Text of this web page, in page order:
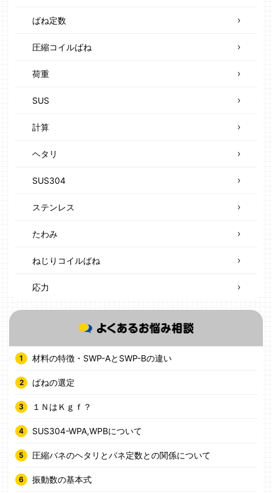
ばね定数
圧縮コイルばね
荷重
SUS
計算
ヘタリ
SUS304
ステンレス
たわみ
ねじりコイルばね
応力
材料の特徴・SWP-AとSWP-Bの違い
ばねの選定
１ＮはＫｇｆ？
SUS304-WPA,WPBについて
圧縮バネのヘタリとバネ定数との関係について
振動数の基本式